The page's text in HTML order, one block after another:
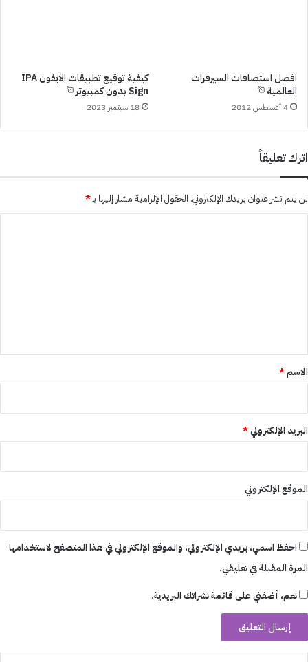
افضل استضافات السيرفرات
العالمية
4 أغسطس 2012
كيفية توقيع تطبيقات الايفون IPA
Sign بدون كمبيوتر
18 سبتمبر 2023
اترك تعليقاً
لن يتم نشر عنوان بريدك الإلكتروني. الحقول الإلزامية مشار إليها بـ*
*
الاسم*
البريد الإلكتروني*
الموقع الإلكتروني
احفظ اسمي، بريدي الإلكتروني، والموقع الإلكتروني في هذا المتصفح لاستخدامها
المرة المقبلة في تعليقي.
نعم، أضفني على قائمة نشراتك البريدية.